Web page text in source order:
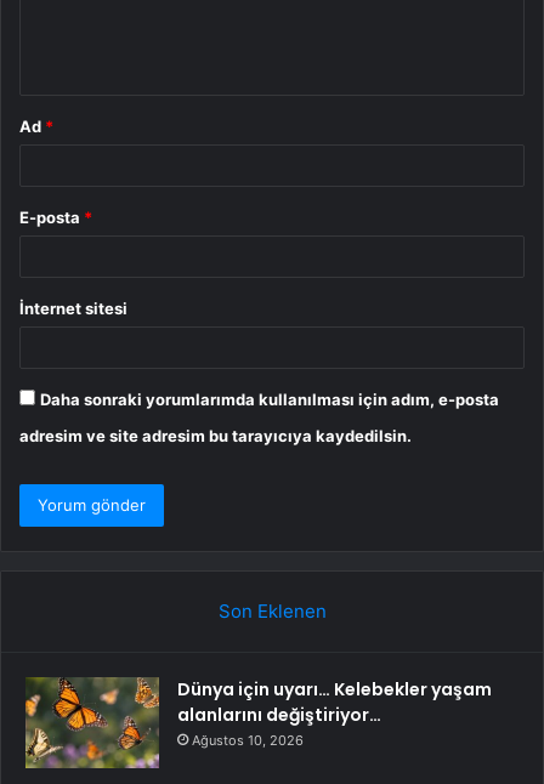
Ad *
E-posta *
İnternet sitesi
Daha sonraki yorumlarımda kullanılması için adım, e-posta
adresim ve site adresim bu tarayıcıya kaydedilsin.
Son Eklenen
Dünya için uyarı… Kelebekler yaşam
alanlarını değiştiriyor…
Ağustos 10, 2026